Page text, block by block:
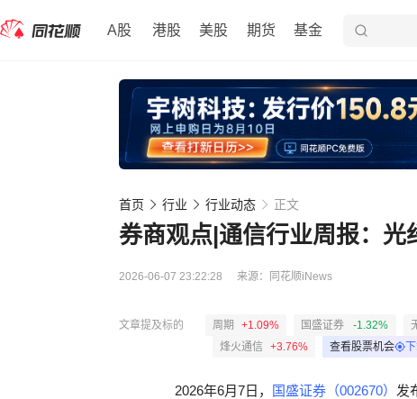
A股 港股 美股 期货 基金
首页 行业 行业动态 正文
券商观点|通信行业周报：
2026-06-07 23:22:28 来源： 同花顺iNews
文章提及标的 周期 +1.09% 国盛证券 -1.32%
烽火通信 +3.76% 查看股票机会
2026年6月7日， 国盛证券（002670） 发